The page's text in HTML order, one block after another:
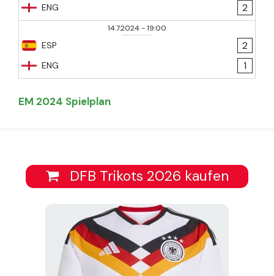
ENG
2
14.7.2024-19:00
ESP
ENG
2
1
EM 2024 Spielplan
DFB Trikots 2026 kaufen